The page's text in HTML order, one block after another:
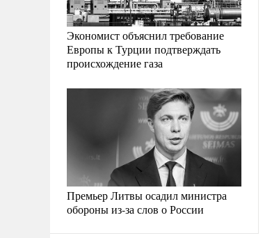
Экономист объяснил требование
Европы к Турции подтверждать
происхождение газа
Премьер Литвы осадил министра
обороны из-за слов о России